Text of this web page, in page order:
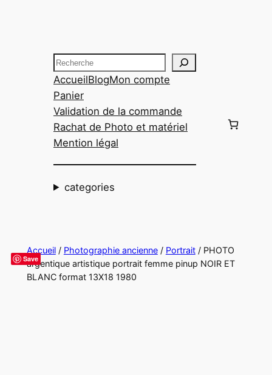
Recherche
AccueilBlogMon compte
Panier
Validation de la commande
Rachat de Photo et matériel
Mention légal
categories
Save
Accueil/ Photographie ancienne/ Portrait/ PHOTO
argentique artistique portrait femme pinup NOIR ET
BLANC format 13X18 1980